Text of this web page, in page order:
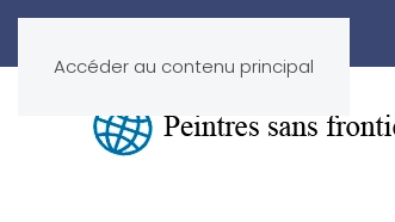
Accéder au contenu principal